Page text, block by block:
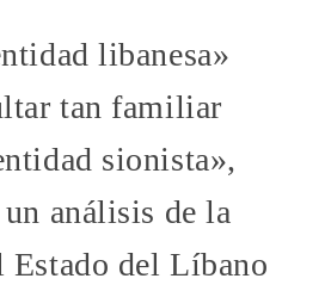
libanesa»
tan familiar
sionista»,
análisis de la
Estado del Líbano